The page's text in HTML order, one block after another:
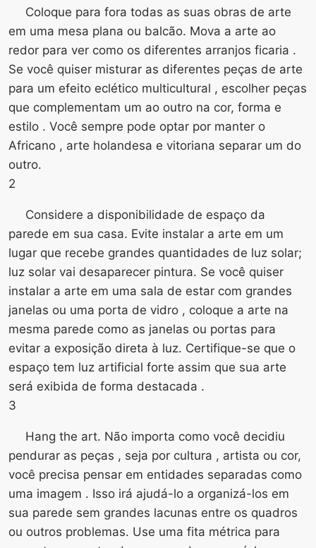
Coloque para fora todas as suas obras de arte
em uma mesa plana ou balcão. Mova a arte ao
redor para ver como os diferentes arranjos ficaria .
Se você quiser misturar as diferentes peças de arte
para um efeito eclético multicultural , escolher peças
que complementam um ao outro na cor, forma e
estilo . Você sempre pode optar por manter o
Africano , arte holandesa e vitoriana separar um do
outro.
2
Considere a disponibilidade de espaço da
parede em sua casa. Evite instalar a arte em um
lugar que recebe grandes quantidades de luz solar;
luz solar vai desaparecer pintura. Se você quiser
instalar a arte em uma sala de estar com grandes
janelas ou uma porta de vidro , coloque a arte na
mesma parede como as janelas ou portas para
evitar a exposição direta à luz. Certifique-se que o
espaço tem luz artificial forte assim que sua arte
será exibida de forma destacada .
3
Hang the art. Não importa como você decidiu
pendurar as peças , seja por cultura , artista ou cor,
você precisa pensar em entidades separadas como
uma imagem . Isso irá ajudá-lo a organizá-los em
sua parede sem grandes lacunas entre os quadros
ou outros problemas. Use uma fita métrica para